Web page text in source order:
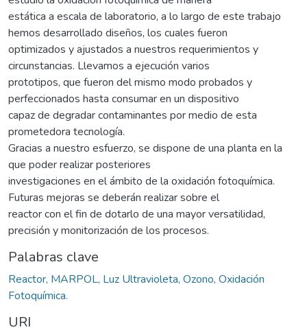
estática a escala de laboratorio, a lo largo de este trabajo
hemos desarrollado diseños, los cuales fueron
optimizados y ajustados a nuestros requerimientos y
circunstancias. Llevamos a ejecución varios
prototipos, que fueron del mismo modo probados y
perfeccionados hasta consumar en un dispositivo
capaz de degradar contaminantes por medio de esta
prometedora tecnología.
Gracias a nuestro esfuerzo, se dispone de una planta en la
que poder realizar posteriores
investigaciones en el ámbito de la oxidación fotoquímica.
Futuras mejoras se deberán realizar sobre el
reactor con el fin de dotarlo de una mayor versatilidad,
precisión y monitorización de los procesos.
Palabras clave
Reactor, MARPOL, Luz Ultravioleta, Ozono, Oxidación
Fotoquímica.
URI